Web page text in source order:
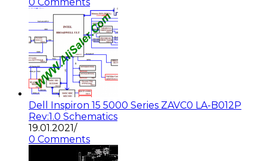
0 Comments
Dell Inspiron 15 5000 Series ZAVC0 LA-B012P
Rev:1.0 Schematics
19.01.2021/
0 Comments